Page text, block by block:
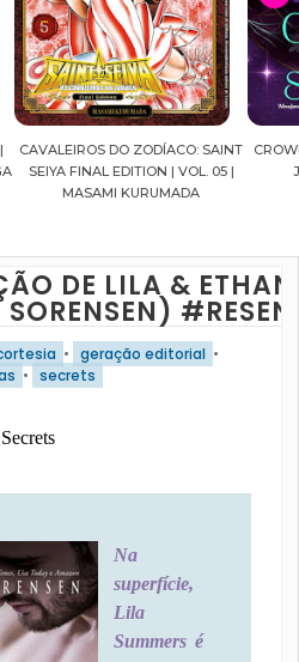
|
CROWN OF WAR AND SHADOW |
J.R.WARD #RESENHA
A
DE LILA & ETHAN
• geração editorial •
• secrets
Na
superfície,
Lila
Summers é